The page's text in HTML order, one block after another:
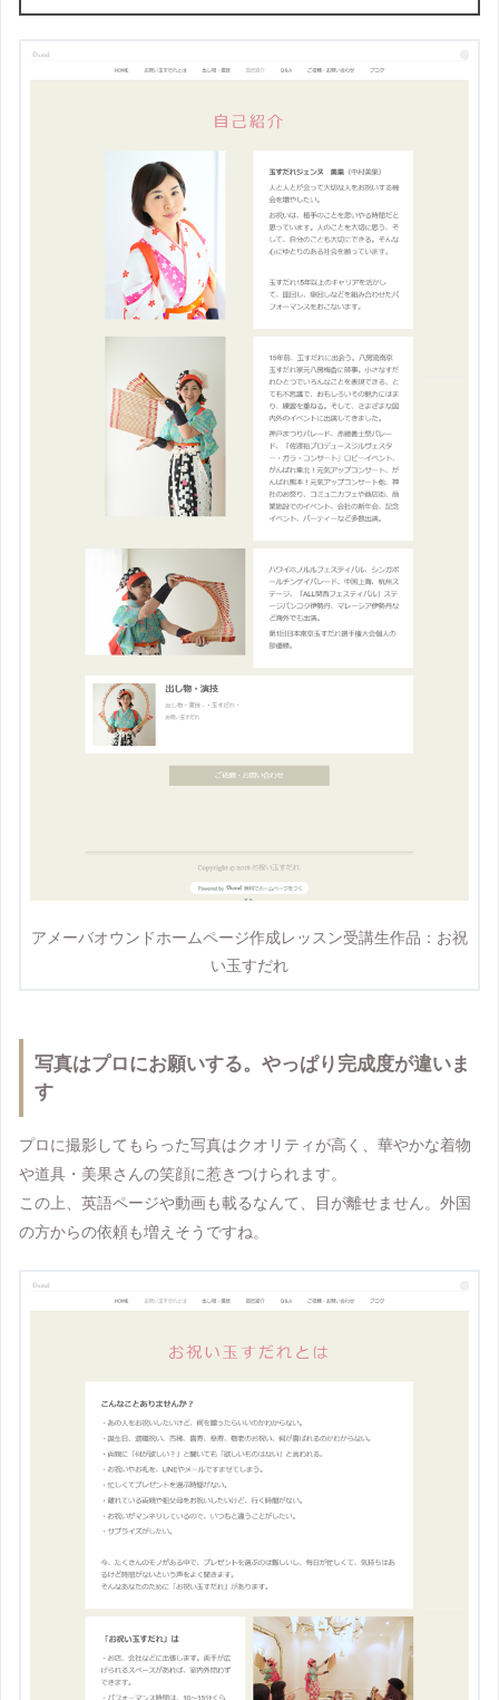
アメーバオウンドホームページ作成レッスン受講生作品：お祝
い玉すだれ
写真はプロにお願いする。やっぱり完成度が違いま
す
プロに撮影してもらった写真はクオリティが高く、華やかな着物
や道具・美果さんの笑顔に惹きつけられます。
この上、英語ページや動画も載るなんて、目が離せません。外国
の方からの依頼も増えそうですね。